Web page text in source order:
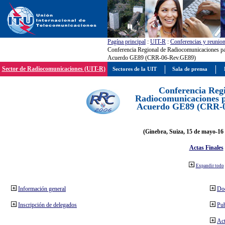
Pagína principal : UIT-R : Conferencias y
Conferencia Regional de Radiocomunicaciones
Acuerdo GE89 (CRR-06-Rev.GE89)
Sector de Radiocomunicaciones (UIT-R)
Conferencia
Radiocomunicaciones
Acuerdo GE89 (CRR-
(Ginebra, Suiza, 15 de mayo-
Actas Finales
Expandir todo
Información general
Inscripción de delegados
Sectores de la UIT Sala de prensa